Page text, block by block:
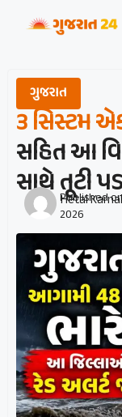
ગુજરાત
૩ સિસ્ટમ
સહિત આ
સાથે તૂટી
Hetal Karnal
Published
2026